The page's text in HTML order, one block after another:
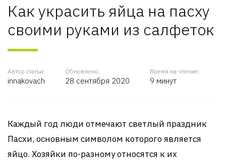
Как украсить яйца на пасху
своими руками из салфеток
Автор статьи:
innakovach
Обновлено:
28 сентября 2020
Время на чтение:
9 минут
Каждый год люди отмечают светлый праздник
Пасхи, основным символом которого является
яйцо. Хозяйки по-разному относятся к их